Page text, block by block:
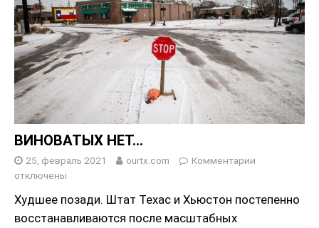
ВИНОВАТЫХ НЕТ…
25, февраль 2021 ourtx.com
Комментарии
отключены
Худшее позади. Штат Техас и Хьюстон постепенно
восстанавливаются после масштабных